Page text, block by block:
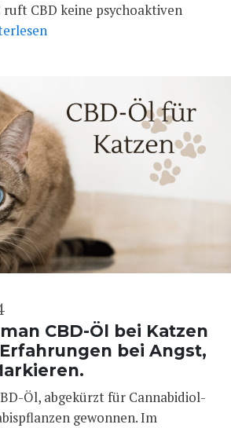
ruft CBD keine psychoaktiven
CBD-Öl bei Katzen
bei Angst,
Öl, abgekürzt für Cannabidiol-
gewonnen. Im